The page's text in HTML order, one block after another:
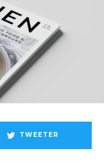
TWEETER